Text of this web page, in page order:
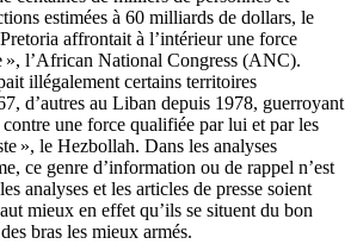
estimées à 60 milliards de dollars, le
affrontait à l’intérieur une force
», l’African National Congress (ANC).
illégalement certains territoires
d’autres au Liban depuis 1978, guerroyant
contre une force qualifiée par lui et par les
», le Hezbollah. Dans les analyses
ce genre d’information ou de rappel n’est
analyses et les articles de presse soient
mieux en effet qu’ils se situent du bon
bras les mieux armés.